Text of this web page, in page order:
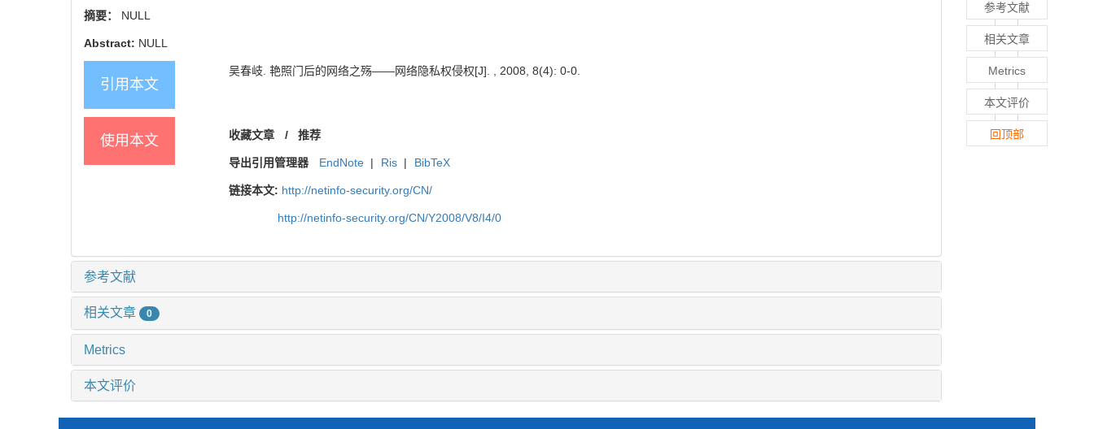
摘要： NULL
Abstract: NULL
引用本文
吴春岐. 艳照门后的网络之殇——网络隐私权侵权[J]. , 2008, 8(4): 0-0.
使用本文 收藏文章 / 推荐
导出引用管理器 EndNote | Ris | BibTeX
链接本文: http://netinfo-security.org/CN/
http://netinfo-security.org/CN/Y2008/V8/I4/0
参考文献
相关文章 0
Metrics
本文评价
参考文献
相关文章
Metrics
本文评价
回顶部